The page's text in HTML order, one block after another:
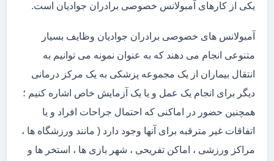
یکی از کارهای آمبولانس خصوصی برادران جوادیان است.
آمبولانس های خصوصی برادران جوادیان وظایف بسیار
متنوعی انجام می دهند که به عنوان نمونه می توانیم به
انتقال بیماران از یک مجموعه پزشکی به یک مرکز درمانی
دیگر برای انجام یک عمل و یا یک آزمایش خاص اشاره کنیم ؛
همچنین حضور در اماکنی که احتمال جراحات افراد و یا
اتفاقات غیر مترقبه برای آنها وجود دارد ( مانند ورزشگاه ها ،
مراکز ورزشی ، اماکن تفریحی ، شهر بازی ها ، استخر ها و